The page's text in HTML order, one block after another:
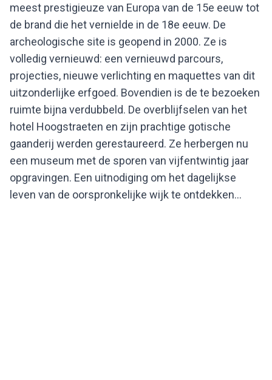
meest prestigieuze van Europa van de 15e eeuw tot
de brand die het vernielde in de 18e eeuw. De
archeologische site is geopend in 2000. Ze is
volledig vernieuwd: een vernieuwd parcours,
projecties, nieuwe verlichting en maquettes van dit
uitzonderlijke erfgoed. Bovendien is de te bezoeken
ruimte bijna verdubbeld. De overblijfselen van het
hotel Hoogstraeten en zijn prachtige gotische
gaanderij werden gerestaureerd. Ze herbergen nu
een museum met de sporen van vijfentwintig jaar
opgravingen. Een uitnodiging om het dagelijkse
leven van de oorspronkelijke wijk te ontdekken...